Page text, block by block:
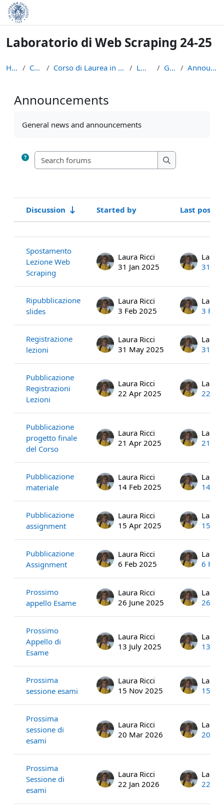
Skip to main content
Laboratorio di Web Scraping 24-25
Home Courses Corso di Laurea in Informatica (L-31) LWS2425 General Announcements
Announcements
General news and announcements
Search forums
Search forums
Status
Discussion Started by Last post
Spostamento
Lezione Web
Scraping
Laura Ricci
31 Jan 2025
Laura
31
Ripubblicazione
slides
Laura Ricci
3 Feb 2025
Laura
3 Feb
Registrazione
lezioni
Laura Ricci
31 May 2025
Laura
31
Pubblicazione
Registrazioni
Lezioni
Laura Ricci
22 Apr 2025
Laura
22
Pubblicazione
progetto finale
del Corso
Laura Ricci
21 Apr 2025
Laura
21
Pubblicazione
materiale
Laura Ricci
14 Feb 2025
Laura
14
Pubblicazione
assignment
Laura Ricci
15 Apr 2025
Laura
15
Pubblicazione
Assignment
Laura Ricci
6 Feb 2025
Laura
6 Feb
Prossimo
appello Esame
Laura Ricci
26 June 2025
Laura
26
Prossimo
Appello di
Esame
Laura Ricci
13 July 2025
Laura
13
Prossima
sessione esami
Laura Ricci
15 Nov 2025
Laura
15
Prossima
sessione di
esami
Laura Ricci
20 Mar 2026
Laura
20
Prossima
Sessione di
esami
Laura Ricci
22 Jan 2026
Laura
22